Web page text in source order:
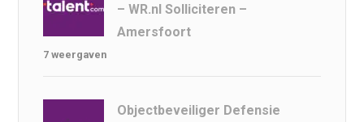
– WR.nl Solliciteren –
Amersfoort
7 weergaven
Objectbeveiliger Defensie